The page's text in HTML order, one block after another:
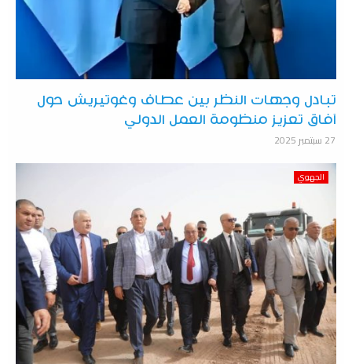
تبادل وجهات النظر بين عطاف وغوتيريش حول
آفاق تعزيز منظومة العمل الدولي
27 سبتمبر 2025
الجهوي